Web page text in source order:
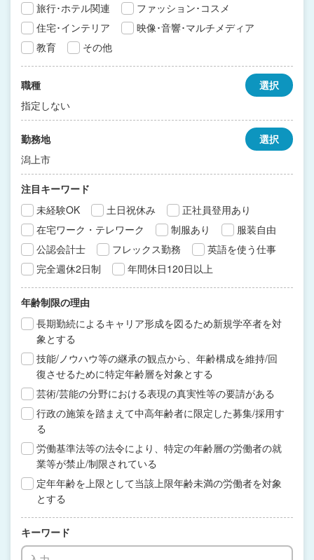
旅行･ホテル関連
ファッション･コスメ
住宅･インテリア
映像･音響･マルチメディア
教育
その他
職種
指定しない
選択
勤務地
潟上市
選択
注目キーワード
未経験OK
土日祝休み
正社員登用あり
在宅ワーク・テレワーク
制服あり
服装自由
公認会計士
フレックス勤務
英語を使う仕事
完全週休2日制
年間休日120日以上
年齢制限の理由
長期勤続によるキャリア形成を図るため新規学卒者を対
象とする
技能/ノウハウ等の継承の観点から、年齢構成を維持/回
復させるために特定年齢層を対象とする
芸術/芸能の分野における表現の真実性等の要請がある
行政の施策を踏まえて中高年齢者に限定した募集/採用す
る
労働基準法等の法令により、特定の年齢層の労働者の就
業等が禁止/制限されている
定年年齢を上限として当該上限年齢未満の労働者を対象
とする
キーワード